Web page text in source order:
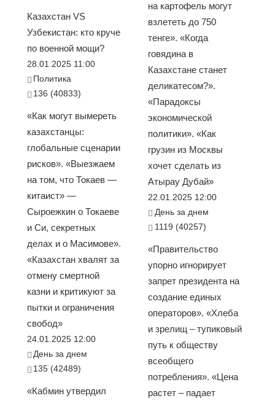
Казахстан VS
Узбекистан: кто круче
по военной мощи?
28.01.2025 11:00
Политика
136 (40833)
«Как могут вымереть
казахстанцы:
глобальные сценарии
рисков». «Выезжаем
на том, что Токаев —
китаист» —
Сыроежкин о Токаеве
и Си, секретных
делах и о Масимове».
«Казахстан хвалят за
отмену смертной
казни и критикуют за
пытки и ограничения
свобод»
24.01.2025 12:00
День за днем
135 (42489)
«Кабмин утвердил
на картофель могут
взлететь до 750
тенге». «Когда
говядина в
Казахстане станет
деликатесом?».
«Парадоксы
экономической
политики». «Как
грузин из Москвы
хочет сделать из
Атырау Дубай»
22.01.2025 12:00
День за днем
1119 (40257)
«Правительство
упорно игнорирует
запрет президента на
создание единых
операторов». «Хлеба
и зрелищ – тупиковый
путь к обществу
всеобщего
потребления». «Цена
растет – падает